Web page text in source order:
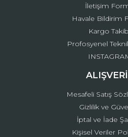
İletişim
Havale Bildirim
Kargo
Profosyenel
Mesafeli Satış
Gizlilik ve
İptal ve İade
Kişisel Veriler